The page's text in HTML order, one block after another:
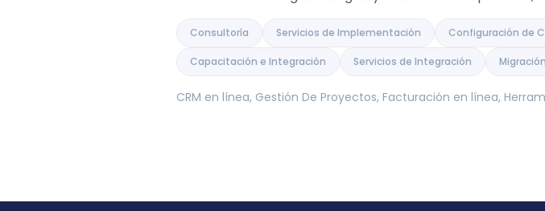
Consultoría Servicios de Implementación Configuración de
Capacitación e Integración Servicios de Integración
CRM en línea, Gestión De Proyectos, Facturación en línea,